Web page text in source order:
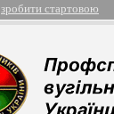
зробити стартовою